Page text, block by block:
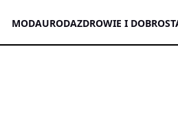
MODAURODAZDROWIE I